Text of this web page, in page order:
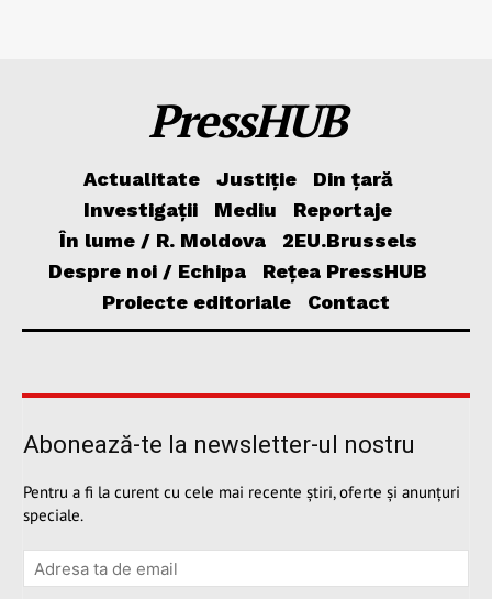
PressHUB
Actualitate Justiție
Din țară
Investigații
Mediu
Reportaje
În lume / R. Moldova
2EU.Brussels
Despre noi / Echipa
Rețea PressHUB
Proiecte editoriale
Contact
Abonează-te la newsletter-ul nostru
Pentru a fi la curent cu cele mai recente știri, oferte și anunțuri
speciale.